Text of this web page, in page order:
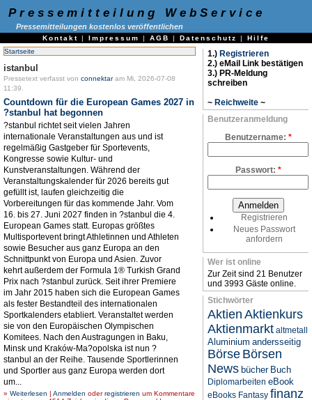
Pressemitteilung WebService
Pressemitteilungen kostenlos veröffentlichen
Kontakt | Impressum | AGB | Datenschutz | Hilfe
Startseite
istanbul
Pressetext verfasst von connektaram Mi, 2026-07-08
11:39.
Countdown für die European Games 2027 in
?stanbul hat begonnen
?stanbul richtet seit vielen Jahren
internationale Veranstaltungen aus und ist
regelmäßig Gastgeber für Sportevents,
Kongresse sowie Kultur- und
Kunstveranstaltungen. Während der
Veranstaltungskalender für 2026 bereits gut
gefüllt ist, laufen gleichzeitig die
Vorbereitungen für das kommende Jahr. Vom
16. bis 27. Juni 2027 finden in ?stanbul die 4.
European Games statt. Europas größtes
Multisportevent bringt Athletinnen und Athleten
sowie Besucher aus ganz Europa an den
Schnittpunkt von Europa und Asien. Zuvor
kehrt außerdem der Formula 1® Turkish Grand
Prix nach ?stanbul zurück. Seit ihrer Premiere
im Jahr 2015 haben sich die European Games
als fester Bestandteil des internationalen
Sportkalenders etabliert. Veranstaltet werden
sie von den Europäischen Olympischen
Komitees. Nach den Austragungen in Baku,
Minsk und Kraków-Ma?opolska ist nun ?
stanbul an der Reihe. Tausende Sportlerinnen
und Sportler aus ganz Europa werden dort
um...
» Weiterlesen | Anmelden oderregistrieren um Kommentare
1.) Registrieren
2.) eMail Link bestätigen
3.) PR-Meldung
schreiben
~ Reichweite ~
Benutzeranmeldung
Benutzername: *
Passwort: *
Registrieren
Neues Passwort
anfordern
Wer ist online
Zur Zeit sind 21 Benutzer
und 3993 Gäste online.
Stichwörter
Aktien Aktienkurs
Aktienmarkt altmetall
Aluminium andersseitig
Börse Börsen
News bücher Buch
Diplomarbeiten eBook
eBooks Fantasy finanz